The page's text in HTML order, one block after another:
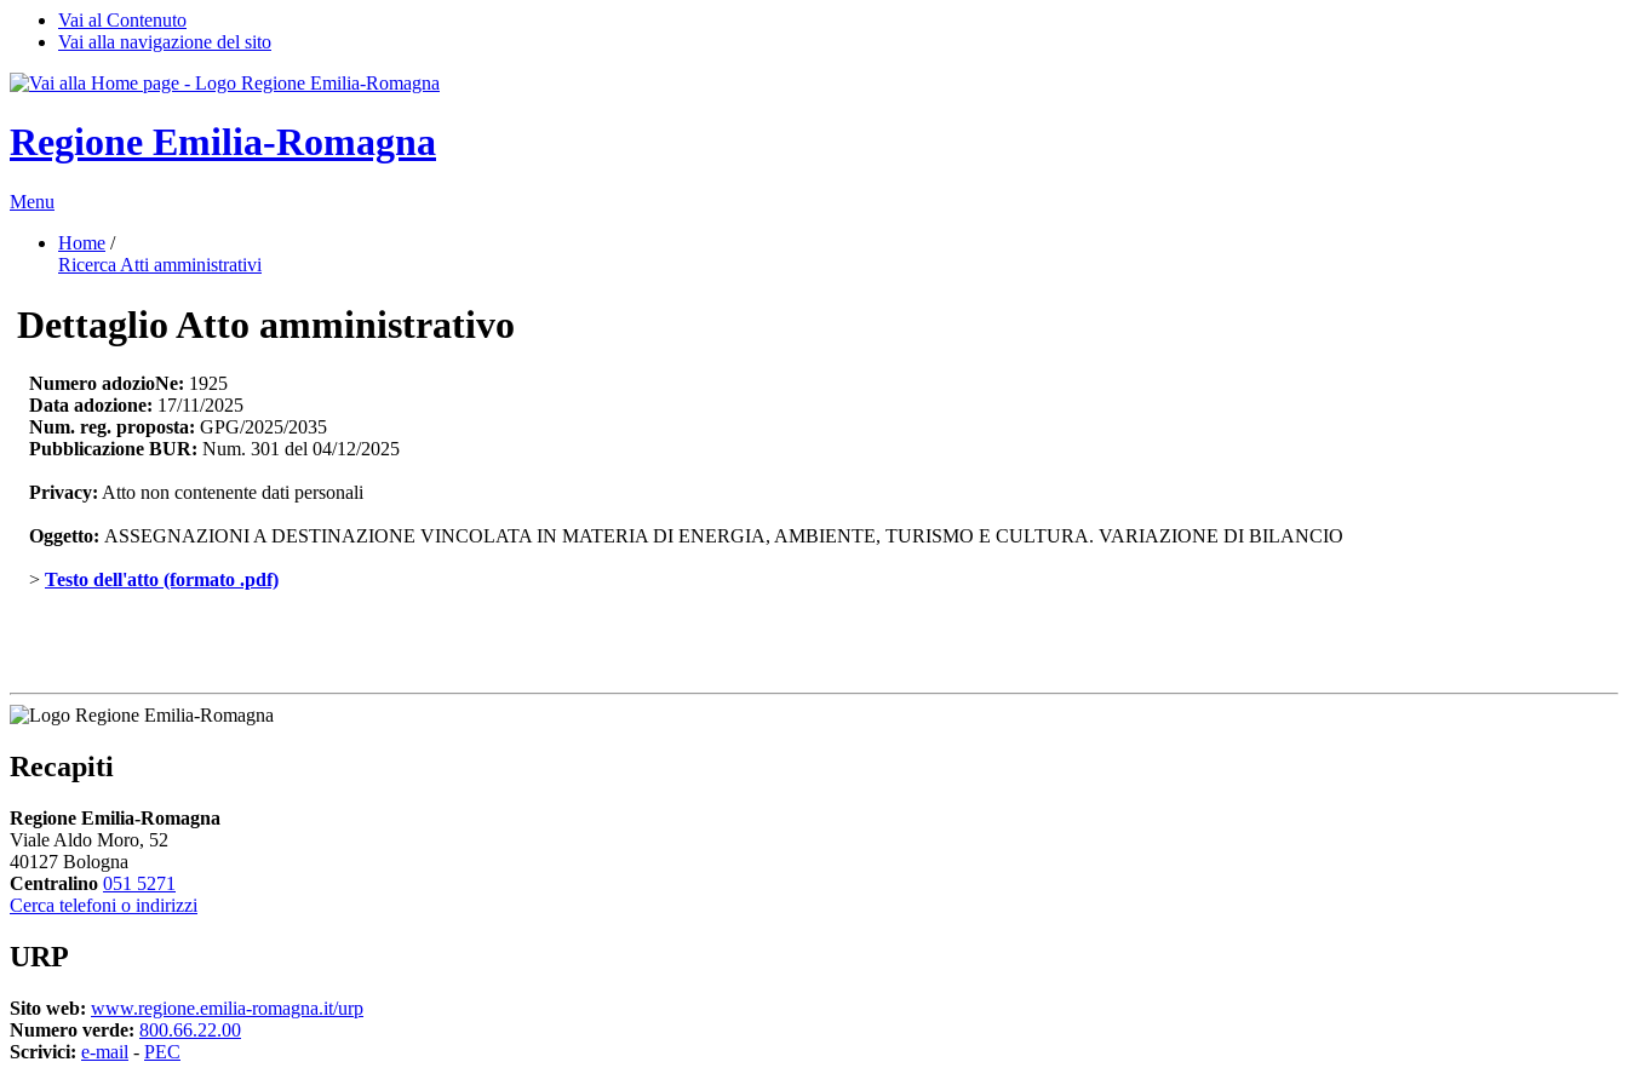
Vai al Contenuto
Vai alla navigazione del sito
Regione Emilia-Romagna
Menu
Home /
Ricerca Atti amministrativi
Dettaglio Atto amministrativo
Numero adozioNe: 1925
Data adozione: 17/11/2025
Num. reg. proposta: GPG/2025/2035
Pubblicazione BUR: Num. 301 del 04/12/2025
Privacy: Atto non contenente dati personali
Oggetto: ASSEGNAZIONI A DESTINAZIONE VINCOLATA IN MATERIA DI ENERGIA, AMBIENTE, TURISMO E CULTURA. VARIAZIONE DI BILANCIO
> Testo dell'atto (formato .pdf)
Recapiti
Regione Emilia-Romagna
Viale Aldo Moro, 52
40127 Bologna
Centralino 051 5271
Cerca telefoni o indirizzi
URP
Sito web: www.regione.emilia-romagna.it/urp
Numero verde: 800.66.22.00
Scrivici: e-mail - PEC